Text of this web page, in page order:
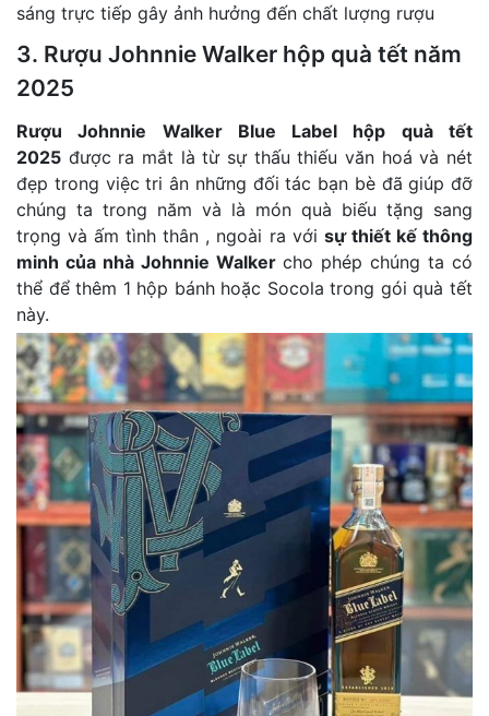
sáng trực tiếp gây ảnh hưởng đến chất lượng rượu
3. Rượu Johnnie Walker hộp quà tết năm
2025
Rượu Johnnie Walker Blue Label hộp quà tết
2025 được ra mắt là từ sự thấu thiếu văn hoá và nét
đẹp trong việc tri ân những đối tác bạn bè đã giúp đỡ
chúng ta trong năm và là món quà biếu tặng sang
trọng và ấm tình thân , ngoài ra với sự thiết kế thông
minh của nhà Johnnie Walkercho phép chúng ta có
thể để thêm 1 hộp bánh hoặc Socola trong gói quà tết
này.